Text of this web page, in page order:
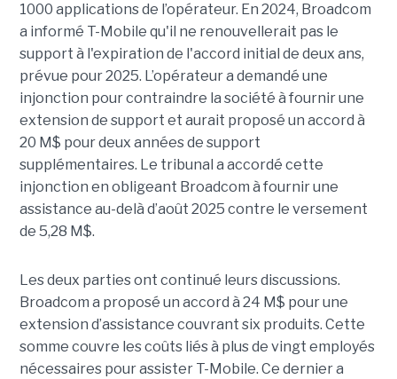
1000 applications de l’opérateur. En 2024, Broadcom
a informé T-Mobile qu'il ne renouvellerait pas le
support à l'expiration de l'accord initial de deux ans,
prévue pour 2025. L’opérateur a demandé une
injonction pour contraindre la société à fournir une
extension de support et aurait proposé un accord à
20 M$ pour deux années de support
supplémentaires. Le tribunal a accordé cette
injonction en obligeant Broadcom à fournir une
assistance au-delà d’août 2025 contre le versement
de 5,28 M$.
Les deux parties ont continué leurs discussions.
Broadcom a proposé un accord à 24 M$ pour une
extension d’assistance couvrant six produits. Cette
somme couvre les coûts liés à plus de vingt employés
nécessaires pour assister T-Mobile. Ce dernier a